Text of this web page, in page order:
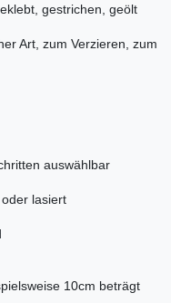
gestrichen, geölt
Art, zum Verzieren, zum
auswählbar
lasiert
10cm beträgt